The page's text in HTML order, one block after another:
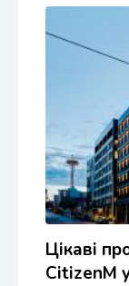
Цікаві
CitizenM